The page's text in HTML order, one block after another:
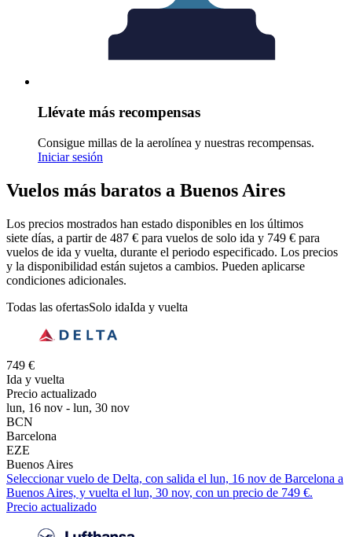
Llévate más recompensas
Consigue millas de la aerolínea y nuestras recompensas.
Iniciar sesión
Vuelos más baratos a Buenos Aires
Los precios mostrados han estado disponibles en los últimos
siete días, a partir de 487 € para vuelos de solo ida y 749 € para
vuelos de ida y vuelta, durante el periodo especificado. Los precios
y la disponibilidad están sujetos a cambios. Pueden aplicarse
condiciones adicionales.
Todas las ofertasSolo idaIda y vuelta
749 €
Ida y vuelta
Precio actualizado
lun, 16 nov - lun, 30 nov
BCN
Barcelona
EZE
Buenos Aires
Seleccionar vuelo de Delta, con salida el lun, 16 nov de Barcelona a
Buenos Aires, y vuelta el lun, 30 nov, con un precio de 749 €.
Precio actualizado